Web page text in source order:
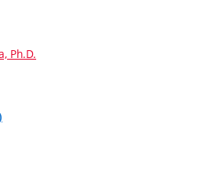
Ph.D.